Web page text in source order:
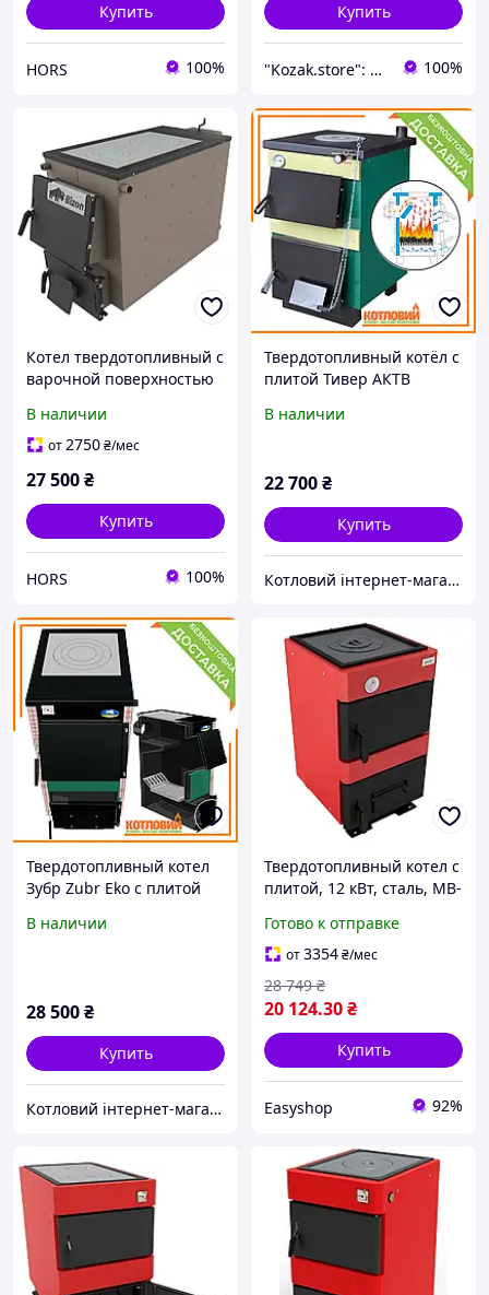
Купить
HORS 100%
Купить
"Kozak.store": Производитель твердотопливных печей для бытового и промышленного использования! 100%
Котел твердотопливный с
варочной поверхностью
камфорки
В наличии
от2750₴/мес
27 500₴
Купить
HORS 100%
Твердотопливный котёл с
плитой Тивер АКТВ
В наличии
22 700₴
Купить
Котловий інтернет-магазин теплотехніки
Твердотопливный котел
Зубр Zubr Eko с плитой
В наличии
28 500₴
Купить
Котловий інтернет-магазин теплотехніки
Твердотопливный котел с
плитой, 12 кВт, сталь, MB-
угле / Отопительный
котел для дома
Готово к отправке
от3354₴/мес
20 124.30₴
28 749 ₴
Купить
Easyshop 92%